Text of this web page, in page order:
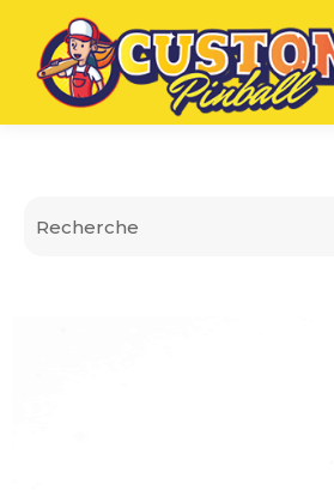
Mod stickers